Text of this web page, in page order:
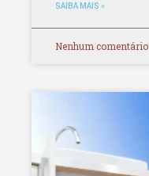
SAIBA MAIS »
Nenhum comentário